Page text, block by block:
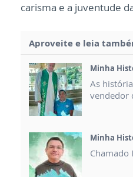
carisma e a juventude
Aproveite e leia
Minha
As
vendedor
Minha
Chamado